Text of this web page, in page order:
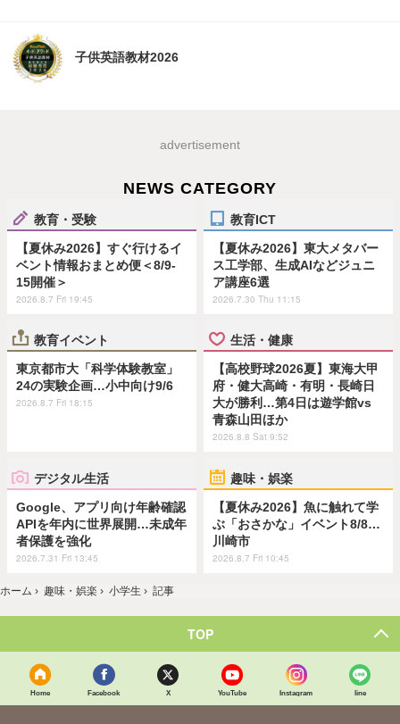
子供英語教材2026
advertisement
NEWS CATEGORY
教育・受験
【夏休み2026】すぐ行けるイ
ベント情報おまとめ便＜8/9-
15開催＞
2026.8.7 Fri 19:45
教育ICT
【夏休み2026】東大メタバー
ス工学部、生成AIなどジュニ
ア講座6選
2026.7.30 Thu 11:15
教育イベント
東京都市大「科学体験教室」
24の実験企画…小中向け9/6
2026.8.7 Fri 18:15
生活・健康
【高校野球2026夏】東海大甲
府・健大高崎・有明・長崎日
大が勝利…第4日は遊学館vs
青森山田ほか
2026.8.8 Sat 9:52
デジタル生活
Google、アプリ向け年齢確認
APIを年内に世界展開…未成年
者保護を強化
2026.7.31 Fri 13:45
趣味・娯楽
【夏休み2026】魚に触れて学
ぶ「おさかな」イベント8/8…
川崎市
2026.8.7 Fri 10:45
ホーム › 趣味・娯楽 › 小学生 › 記事
TOP
Home Facebook X YouTube Instagram line